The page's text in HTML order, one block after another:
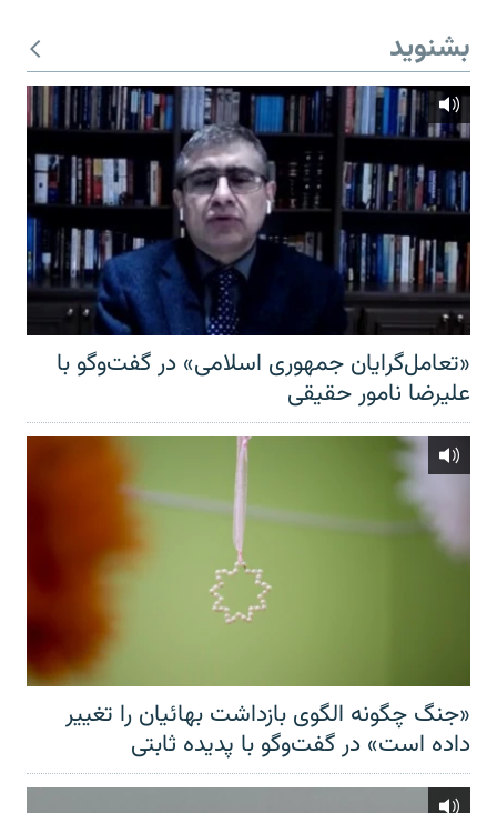
بشنوید
«تعامل‌گرایان جمهوری اسلامی» در گفت‌وگو با
علیرضا نامور حقیقی
«جنگ چگونه الگوی بازداشت بهائیان را تغییر
داده است» در گفت‌وگو با پدیده ثابتی